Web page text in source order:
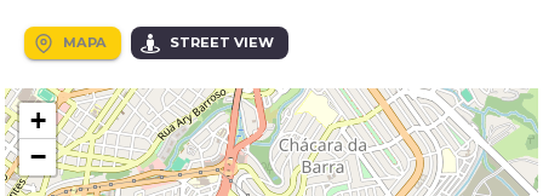
MAPA STREET VIEW
+
−